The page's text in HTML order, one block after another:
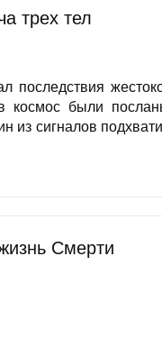
трех тел
последствия
космос были
из сигналов
Смерти